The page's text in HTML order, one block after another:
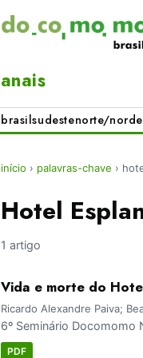
anais
brasilsudestenorte/
início › palavras-chave ›
Hotel
1 artigo
Vida e morte do
Ricardo Alexandre Paiva;
6º Seminário Docomomo
PDF